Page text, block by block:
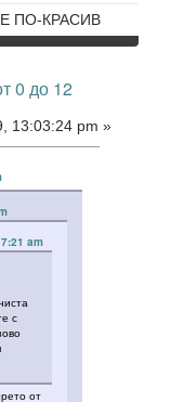
ПО-КРАСИВ
0 до 12
13:03:24 pm »
am
с
от